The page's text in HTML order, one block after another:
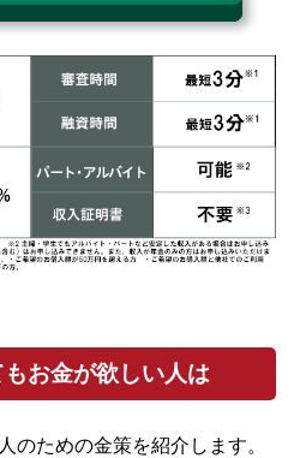
もお金が欲しい人は
のための金策を紹介します。